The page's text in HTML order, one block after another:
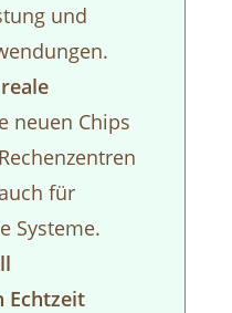
und
neuen Chips
für
Systeme.
Echtzeit